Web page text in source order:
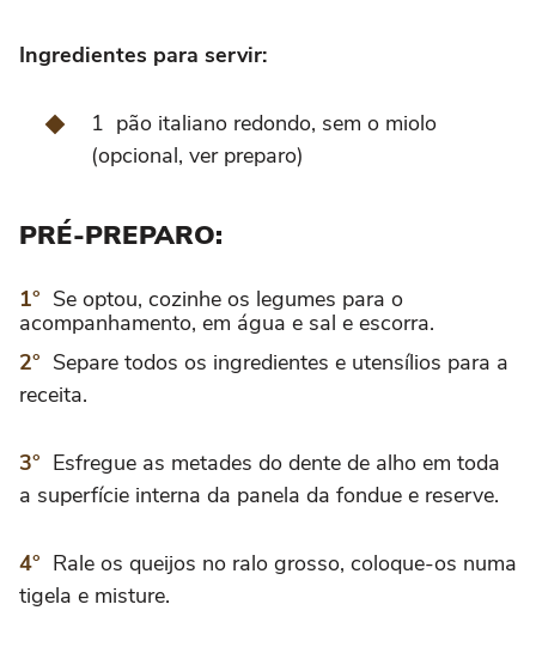
Ingredientes para servir:
1 pão italiano redondo, sem o miolo
(opcional, ver preparo)
PRÉ-PREPARO:
Se optou, cozinhe os legumes para o
acompanhamento, em água e sal e escorra.
Separe todos os ingredientes e utensílios para a
receita.
Esfregue as metades do dente de alho em toda
a superfície interna da panela da fondue e reserve.
Rale os queijos no ralo grosso, coloque-os numa
tigela e misture.